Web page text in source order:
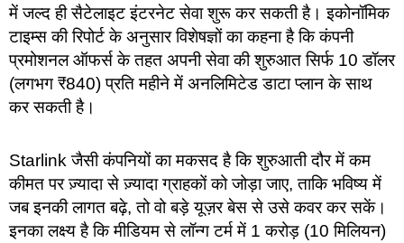
में जल्द ही सैटेलाइट इंटरनेट सेवा शुरू कर सकती है। इकोनॉमिक
टाइम्स की रिपोर्ट के अनुसार विशेषज्ञों का कहना है कि कंपनी
प्रमोशनल ऑफर्स के तहत अपनी सेवा की शुरुआत सिर्फ 10 डॉलर
(लगभग ₹840) प्रति महीने में अनलिमिटेड डाटा प्लान के साथ
कर सकती है।
Starlink जैसी कंपनियों का मकसद है कि शुरुआती दौर में कम
कीमत पर ज़्यादा से ज़्यादा ग्राहकों को जोड़ा जाए, ताकि भविष्य में
जब इनकी लागत बढ़े, तो वो बड़े यूज़र बेस से उसे कवर कर सकें।
इनका लक्ष्य है कि मीडियम से लॉन्ग टर्म में 1 करोड़ (10 मिलियन)